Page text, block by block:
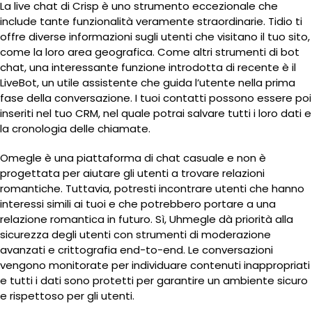
La live chat di Crisp è uno strumento eccezionale che
include tante funzionalità veramente straordinarie. Tidio ti
offre diverse informazioni sugli utenti che visitano il tuo sito,
come la loro area geografica. Come altri strumenti di bot
chat, una interessante funzione introdotta di recente è il
LiveBot, un utile assistente che guida l’utente nella prima
fase della conversazione. I tuoi contatti possono essere poi
inseriti nel tuo CRM, nel quale potrai salvare tutti i loro dati e
la cronologia delle chiamate.
Omegle è una piattaforma di chat casuale e non è
progettata per aiutare gli utenti a trovare relazioni
romantiche. Tuttavia, potresti incontrare utenti che hanno
interessi simili ai tuoi e che potrebbero portare a una
relazione romantica in futuro. Sì, Uhmegle dà priorità alla
sicurezza degli utenti con strumenti di moderazione
avanzati e crittografia end-to-end. Le conversazioni
vengono monitorate per individuare contenuti inappropriati
e tutti i dati sono protetti per garantire un ambiente sicuro
e rispettoso per gli utenti.